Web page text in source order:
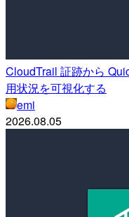
CloudTrail 証跡から
用状況を可視化する
emi
2026.08.05